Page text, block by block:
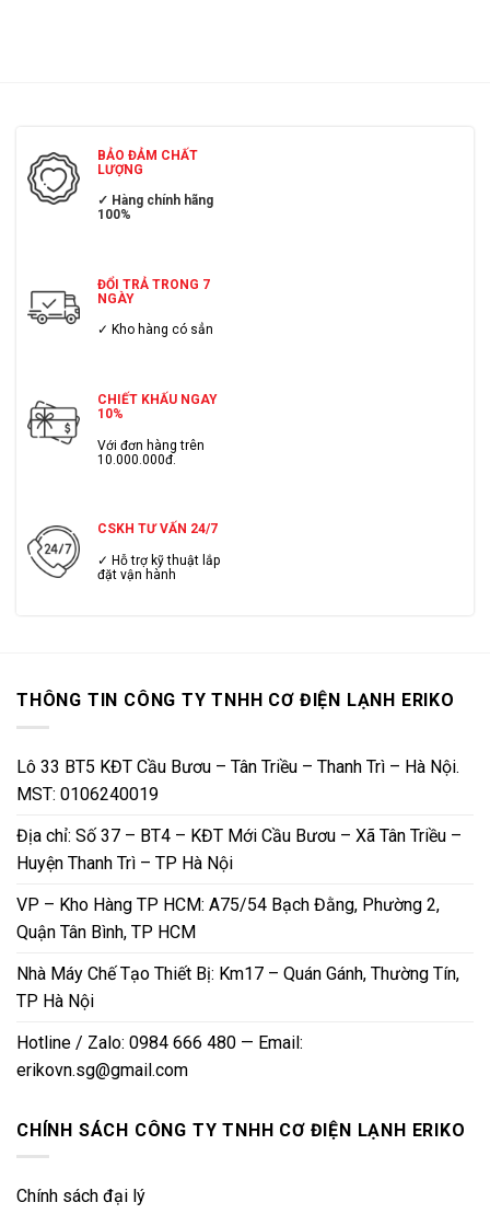
BẢO ĐẢM CHẤT
LƯỢNG
✓ Hàng chính hãng
100%
ĐỔI TRẢ TRONG 7
NGÀY
✓ Kho hàng có sẳn
CHIẾT KHẤU NGAY
10%
Với đơn hàng trên
10.000.000đ.
CSKH TƯ VẤN 24/7
✓ Hỗ trợ kỹ thuật lắp
đặt vận hành
THÔNG TIN CÔNG TY TNHH CƠ ĐIỆN LẠNH ERIKO
Lô 33 BT5 KĐT Cầu Bươu – Tân Triều – Thanh Trì – Hà Nội.
MST: 0106240019
Địa chỉ: Số 37 – BT4 – KĐT Mới Cầu Bươu – Xã Tân Triều –
Huyện Thanh Trì – TP Hà Nội
VP – Kho Hàng TP HCM: A75/54 Bạch Đằng, Phường 2,
Quận Tân Bình, TP HCM
Nhà Máy Chế Tạo Thiết Bị: Km17 – Quán Gánh, Thường Tín,
TP Hà Nội
Hotline / Zalo: 0984 666 480 — Email:
erikovn.sg@gmail.com
CHÍNH SÁCH CÔNG TY TNHH CƠ ĐIỆN LẠNH ERIKO
Chính sách đại lý